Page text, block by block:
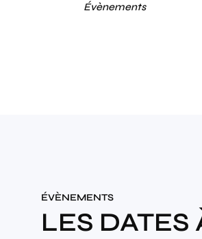
Évènements
ÉVÈNEMENTS
LES DATES